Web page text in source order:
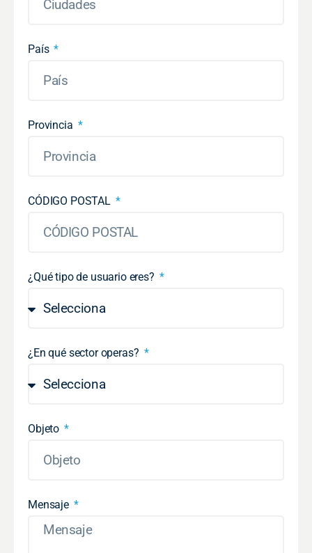
País
Provincia
CÓDIGO POSTAL
¿Qué tipo de usuario eres?
¿En qué sector operas?
Objeto
Mensaje